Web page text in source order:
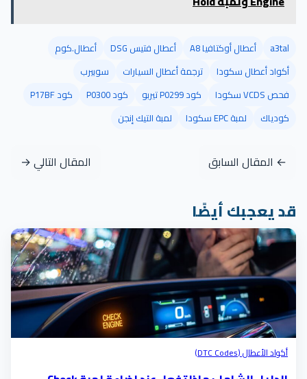
a3tal أعطال أوكتافيا A8 أعطال فتيس DSG
أعطال.كوم
أكواد أعطال سكودا
ترجمة أعطال السيارات
سوبيرب
فحص VCDS سكودا
كود P0299 تيربو كود P0300
كود P17BF
كودياك
لمبة EPC سكودا لمبة التيك إنجن
← المقال السابق المقال التالي →
قد يعجبك أيضًا
أكواد الأعطال (DTC Codes)